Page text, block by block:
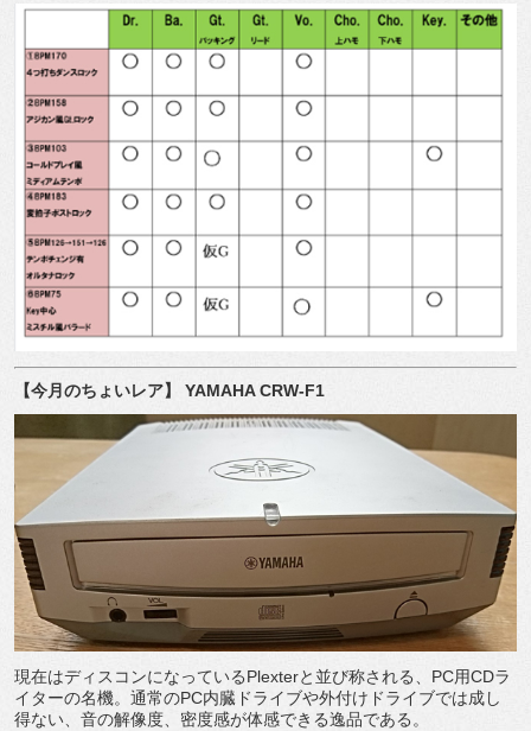
【今月のちょいレア】 YAMAHA CRW-F1
現在はディスコンになっているPlexterと並び称される、PC用CDラ
イターの名機。通常のPC内臓ドライブや外付けドライブでは成し
得ない、音の解像度、密度感が体感できる逸品である。